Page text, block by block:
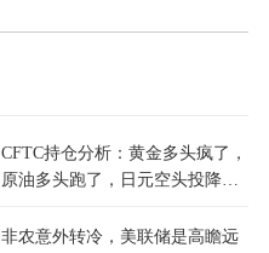
CFTC持仓分析：黄金多头疯了，
原油多头跑了，日元空头投降
非农意外转冷，美联储是高瞻远